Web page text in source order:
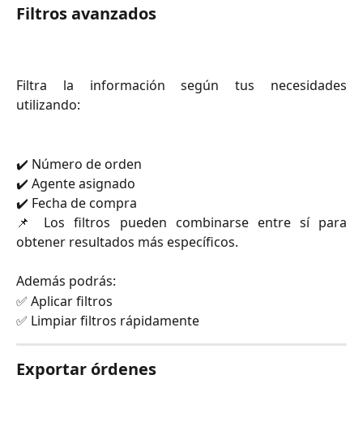
Filtros avanzados
Filtra la información según tus necesidades
utilizando:
✔️ Número de orden
✔️ Agente asignado
✔️ Fecha de compra
📌 Los filtros pueden combinarse entre sí para
obtener resultados más específicos.
Además podrás:
✅ Aplicar filtros
✅ Limpiar filtros rápidamente
Exportar órdenes